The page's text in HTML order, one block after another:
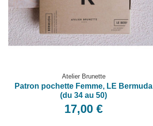
Atelier Brunette
Patron pochette Femme, LE Bermuda
(du 34 au 50)
17,00 €